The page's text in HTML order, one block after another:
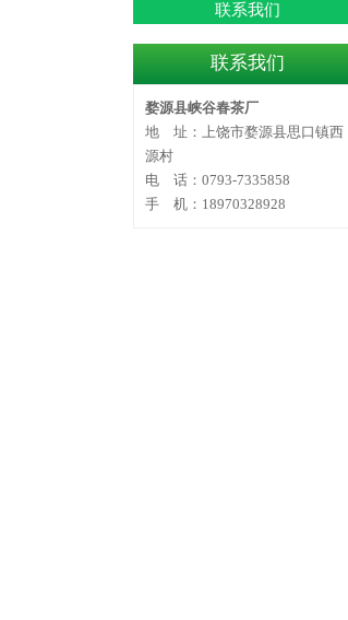
联系我们
联系我们
婺源县峡谷春茶厂
地 址：上饶市婺源县思口镇西
源村
电 话：0793-7335858
手 机：18970328928